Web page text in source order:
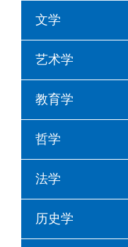
文学
艺术学
教育学
哲学
法学
历史学